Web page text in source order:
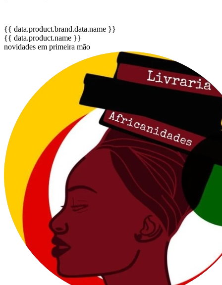
{{ data.product.brand.data.name }}
{{ data.product.name }}
novidades em primeira mão